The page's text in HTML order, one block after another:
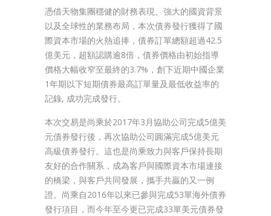
憑借天物集團穩健的財務表現、強大的國資背景
以及全球性的業務布局，本次債券發行獲得了國
際資本市場的火熱追捧，債券訂單總額超過42.5
億美元，超額認購逾8倍，債券價格由初始指導
價格大幅收窄至最終的3.7%，創下近期中國企業
1年期以下短期債券最高訂單量及最低收益率的
記錄, 成功完成發行。
本次交易是尚乘於2017年3月協助公司完成5億美
元債券發行後，再次協助公司圓滿完成5億美元
高級債券發行。這也是尚乘致力與客戶保持長期
友好的合作關系，成為客戶與國際資本市場連接
的橋梁，與客戶共同發展，攜手共贏的又一例
證。尚乘自2016年以來已參與完成53單海外債券
發行項目，而今年至今更已完成33單美元債券發